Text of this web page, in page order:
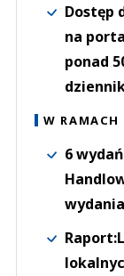
Dostęp
na
ponad
W RAMACH
6
wydania